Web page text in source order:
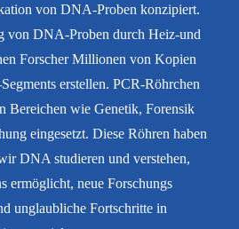
von DNA-Proben konzipiert.
von DNA-Proben durch Heiz-und
Forscher Millionen von Kopien
erstellen. PCR-Röhrchen
Bereichen wie Genetik, Forensik
eingesetzt. Diese Röhren haben
DNA studieren und verstehen,
ermöglicht, neue Forschungs
unglaubliche Fortschritte in